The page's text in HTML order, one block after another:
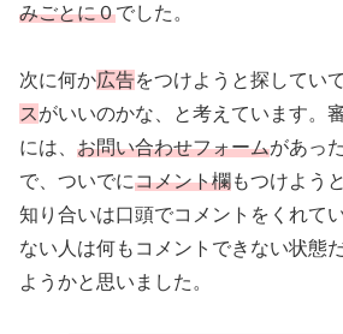
みごとに０でした。
次に何か広告をつけようと探していて
スがいいのかな、と考えています。
には、 お問い合わせフォームがあっ
で、ついでにコメント欄もつけよう
知り合いは口頭でコメントをくれて
ない人は何もコメントできない状態
ようかと思いました。